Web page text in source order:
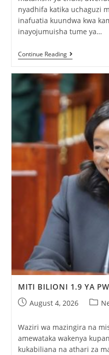
nyadhifa katika uchaguzi
inafuatia kuundwa kwa
inayojumuisha tume ya…
Continue Reading
MITI BILIONI 1.9 YA
August 4, 2026
Waziri wa mazingira na
amewataka wakenya
kukabiliana na athari za